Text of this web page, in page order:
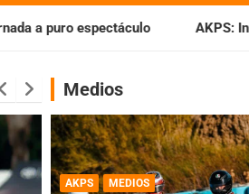
AKPS: Intervino la IGJ y
Medios
AKPS MEDIOS